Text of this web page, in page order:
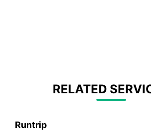
RELATED
Runtrip